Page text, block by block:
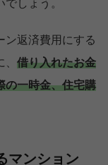
しょう。
ン返済費用にする
借り入れたお金
の一時金、住宅購
マンション